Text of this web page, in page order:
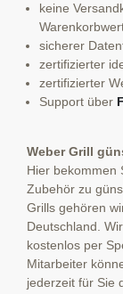
keine
sicherer
zertifizierter
zertifizierter
Support über
Weber Grill
Hier bekommen
Zubehör zu
Grills gehören
Deutschland.
kostenlos per
Mitarbeiter
jederzeit für Sie